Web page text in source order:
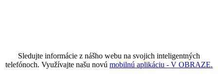
Sledujte informácie z nášho webu na svojich inteligentných
telefónoch. Využívajte našu novú mobilnú aplikáciu - V OBRAZE.